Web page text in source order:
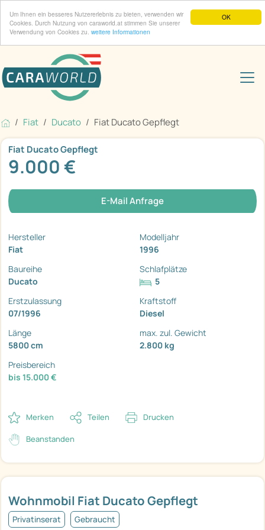
OK
Um Ihnen ein besseres Nutzererlebnis zu bieten, verwenden wir
Cookies. Durch Nutzung von caraworld.at stimmen Sie unserer
Verwendung von Cookies zu. weitere Informationen
Fiat Ducato Fiat Ducato Gepflegt
Wohnmobil Fiat Ducato Gepflegt
Privatinserat Gebraucht
Fiat Ducato Gepflegt
9.000 €
E-Mail Anfrage
Hersteller
Fiat
Modelljahr
1996
Baureihe
Ducato
Schlafplätze
5
Erstzulassung
07/1996
Kraftstoff
Diesel
Länge
5800 cm
max. zul. Gewicht
2.800 kg
Preisbereich
bis 15.000 €
Merken Teilen Drucken
Beanstanden